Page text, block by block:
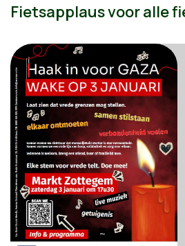
Fietsapplaus voor alle